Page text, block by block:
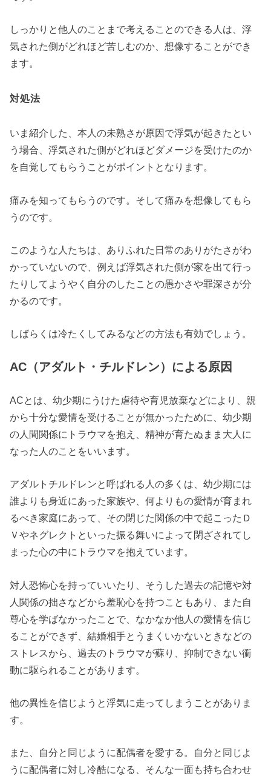
しっかりと他人のことまで考えることのできる人は、浮
気された側がどれほど苦しむのか、想像することができ
ます。
対処法
いま紹介した、本人の未熟さが原因で浮気が起きたとい
う場合、浮気された側がどれほどダメージを受けたのか
を自覚してもらうことがポイントとなります。
痛みを知ってもらうのです。そして痛みを想像してもら
うのです。
このような人たちは、ありふれた日常のありがたさがわ
かっていないので、例えば浮気された側が家を出て行っ
たりしてようやく自分のしたことの愚かさや罪深さが分
かるのです。
しばらくは冷たくしてみるなどの方法も有効でしょう。
AC（アダルト・チルドレン）による原因
ACとは、幼少期にうけた虐待や育児放棄などにより、親
から十分な愛情を受けることが無かったために、幼少期
の人間関係にトラウマを抱え、精神が育たぬまま大人に
なった人のことをいいます。
アダルトチルドレンと呼ばれる人の多くは、幼少期には
誰よりも身近にあった家族や、何よりもの愛情が育まれ
るべき家庭にあって、その閉じた関係の中で起こったＤ
Ｖやネグレクトといった振る舞いによって閉ざされてし
まった心の中にトラウマを抱えています。
対人恐怖心を持っていいたり、そうした過去の記憶や対
人関係の拙さなどから羞恥心を持つこともあり、また自
尊心を学ばなかったことで、なかなか他人の愛情を信じ
ることができず、結婚相手とうまくいかないときなどの
ストレスから、過去のトラウマが蘇り、抑制できない衝
動に駆られることがあります。
他の異性を信じようと浮気に走ってしまうことがありま
す。
また、自分と同じように配偶者を愛する。自分と同じよ
うに配偶者に対し冷酷になる、そんな一面も持ち合わせ